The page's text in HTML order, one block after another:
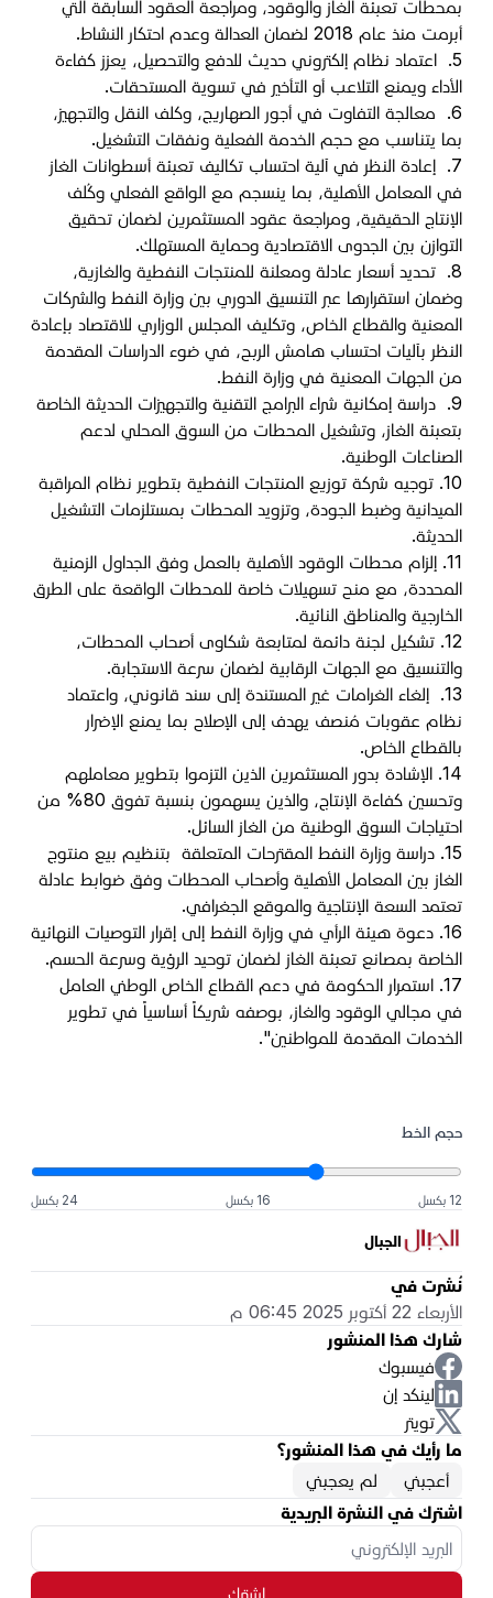
بمحطات تعبئة الغاز والوقود، ومراجعة العقود السابقة التي
أبرمت منذ عام 2018 لضمان العدالة وعدم احتكار النشاط
.
5.
اعتماد نظام إلكتروني حديث للدفع والتحصيل، يعزز كفاءة
الأداء ويمنع التلاعب أو التأخير في تسوية المستحقات.
6.
معالجة التفاوت في أجور الصهاريج، وكلف النقل والتجهيز،
بما يتناسب مع حجم الخدمة الفعلية ونفقات التشغيل.
7.
إعادة النظر في آلية احتساب تكاليف تعبئة أسطوانات الغاز
في المعامل الأهلية، بما ينسجم مع الواقع الفعلي وكُلف
الإنتاج الحقيقية، ومراجعة عقود المستثمرين لضمان تحقيق
التوازن بين الجدوى الاقتصادية وحماية المستهلك.
8.
تحديد أسعار عادلة ومعلنة للمنتجات النفطية والغازية،
وضمان استقرارها عبر التنسيق الدوري بين وزارة النفط والشركات
المعنية والقطاع الخاص، وتكليف المجلس الوزاري للاقتصاد بإعادة
النظر بآليات احتساب هامش الربح، في ضوء الدراسات المقدمة
من الجهات المعنية في وزارة النفط.
9.
دراسة إمكانية شراء البرامج التقنية والتجهيزات الحديثة الخاصة
بتعبئة الغاز، وتشغيل المحطات من السوق المحلي لدعم
الصناعات الوطنية.
10. توجيه شركة توزيع المنتجات النفطية بتطوير نظام المراقبة
الميدانية وضبط الجودة، وتزويد المحطات بمستلزمات التشغيل
الحديثة.
11. إلزام محطات الوقود الأهلية بالعمل وفق الجداول الزمنية
المحددة، مع منح تسهيلات خاصة للمحطات الواقعة على الطرق
الخارجية والمناطق النائية.
12. تشكيل لجنة دائمة لمتابعة شكاوى أصحاب المحطات،
والتنسيق مع الجهات الرقابية لضمان سرعة الاستجابة.
13.
إلغاء الغرامات غير المستندة إلى سند قانوني، واعتماد
نظام عقوبات مُنصف يهدف إلى الإصلاح بما يمنع الإضرار
بالقطاع الخاص.
14. الإشادة بدور المستثمرين الذين التزموا بتطوير معاملهم
وتحسين كفاءة الإنتاج، والذين يسهمون بنسبة تفوق 80% من
احتياجات السوق الوطنية من الغاز السائل.
15. دراسة وزارة النفط المقترحات المتعلقة بتنظيم بيع منتوج
الغاز بين المعامل الأهلية وأصحاب المحطات وفق ضوابط عادلة
تعتمد السعة الإنتاجية والموقع الجغرافي.
16. دعوة هيئة الرأي في وزارة النفط إلى إقرار التوصيات النهائية
الخاصة بمصانع تعبئة الغاز لضمان توحيد الرؤية وسرعة الحسم.
17. استمرار الحكومة في دعم القطاع الخاص الوطني العامل
في مجالي الوقود والغاز، بوصفه شريكاً أساسياً في تطوير
الخدمات المقدمة للمواطنين".
حجم الخط
12 بكسل 16 بكسل 24 بكسل
الجبال
نُشرت في
الأربعاء 22 أكتوبر 2025 06:45 م
شارك هذا المنشور
فيسبوك
لينكد إن
تويتر
ما رأيك في هذا المنشور؟
أعجبني
لم يعجبني
اشترك في النشرة البريدية